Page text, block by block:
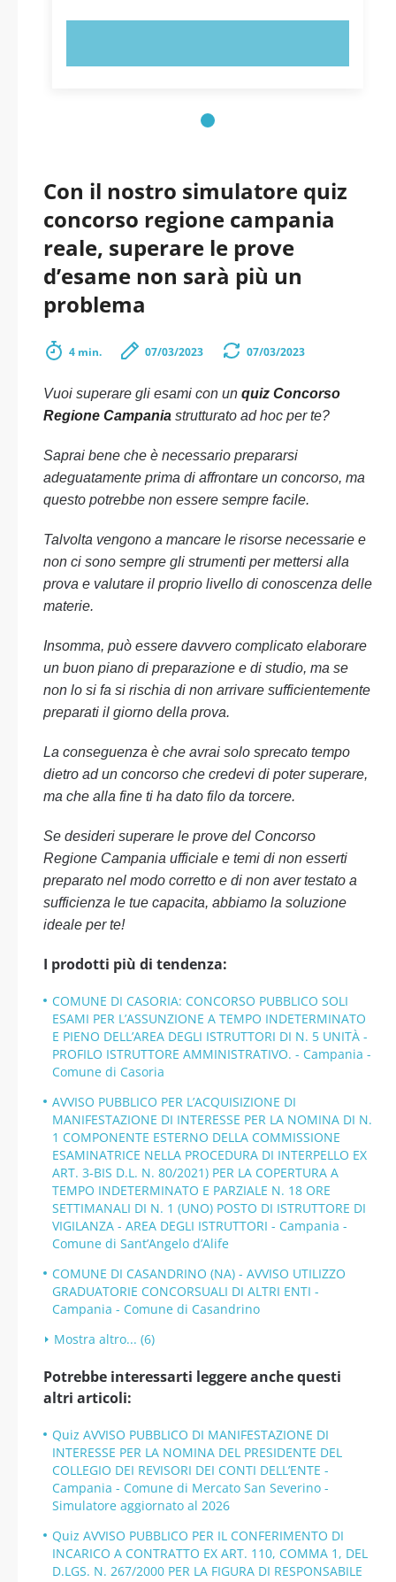
Con il nostro simulatore quiz
concorso regione campania
reale, superare le prove
d’esame non sarà più un
problema
4 min. 07/03/2023 07/03/2023
Vuoi superare gli esami con un quiz Concorso
Regione Campania strutturato ad hoc per te?
Saprai bene che è necessario prepararsi
adeguatamente prima di affrontare un concorso, ma
questo potrebbe non essere sempre facile.
Talvolta vengono a mancare le risorse necessarie e
non ci sono sempre gli strumenti per mettersi alla
prova e valutare il proprio livello di conoscenza delle
materie.
Insomma, può essere davvero complicato elaborare
un buon piano di preparazione e di studio, ma se
non lo si fa si rischia di non arrivare sufficientemente
preparati il giorno della prova.
La conseguenza è che avrai solo sprecato tempo
dietro ad un concorso che credevi di poter superare,
ma che alla fine ti ha dato filo da torcere.
Se desideri superare le prove del Concorso
Regione Campania ufficiale e temi di non esserti
preparato nel modo corretto e di non aver testato a
sufficienza le tue capacita, abbiamo la soluzione
ideale per te!
I prodotti più di tendenza:
COMUNE DI CASORIA: CONCORSO PUBBLICO SOLI
ESAMI PER L’ASSUNZIONE A TEMPO INDETERMINATO
E PIENO DELL’AREA DEGLI ISTRUTTORI DI N. 5 UNITÀ -
PROFILO ISTRUTTORE AMMINISTRATIVO. - Campania -
Comune di Casoria
AVVISO PUBBLICO PER L’ACQUISIZIONE DI
MANIFESTAZIONE DI INTERESSE PER LA NOMINA DI N.
1 COMPONENTE ESTERNO DELLA COMMISSIONE
ESAMINATRICE NELLA PROCEDURA DI INTERPELLO EX
ART. 3-BIS D.L. N. 80/2021) PER LA COPERTURA A
TEMPO INDETERMINATO E PARZIALE N. 18 ORE
SETTIMANALI DI N. 1 (UNO) POSTO DI ISTRUTTORE DI
VIGILANZA - AREA DEGLI ISTRUTTORI - Campania -
Comune di Sant’Angelo d’Alife
COMUNE DI CASANDRINO (NA) - AVVISO UTILIZZO
GRADUATORIE CONCORSUALI DI ALTRI ENTI -
Campania - Comune di Casandrino
Mostra altro... (6)
Potrebbe interessarti leggere anche questi
altri articoli:
Quiz AVVISO PUBBLICO DI MANIFESTAZIONE DI
INTERESSE PER LA NOMINA DEL PRESIDENTE DEL
COLLEGIO DEI REVISORI DEI CONTI DELL’ENTE -
Campania - Comune di Mercato San Severino -
Simulatore aggiornato al 2026
Quiz AVVISO PUBBLICO PER IL CONFERIMENTO DI
INCARICO A CONTRATTO EX ART. 110, COMMA 1, DEL
D.LGS. N. 267/2000 PER LA FIGURA DI RESPONSABILE